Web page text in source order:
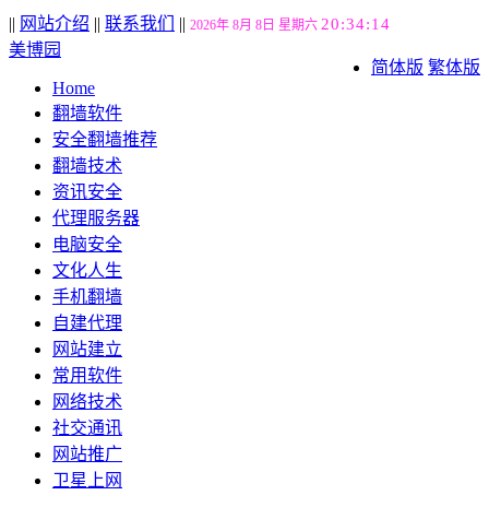
|| 网站介绍 || 联系我们 || 2026年 8月 8日 星期六 20:34:14
简体版 繁体版
美博园
Home
翻墙软件
安全翻墙推荐
翻墙技术
资讯安全
代理服务器
电脑安全
文化人生
手机翻墙
自建代理
网站建立
常用软件
网络技术
社交通讯
网站推广
卫星上网